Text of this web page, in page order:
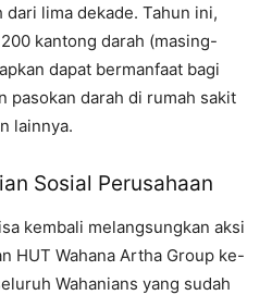
dari lima dekade. Tahun ini,
kantong darah (masing-
dapat bermanfaat bagi
pasokan darah di rumah sakit
lainnya.
Sosial Perusahaan
kembali melangsungkan aksi
HUT Wahana Artha Group ke-
Wahanians yang sudah